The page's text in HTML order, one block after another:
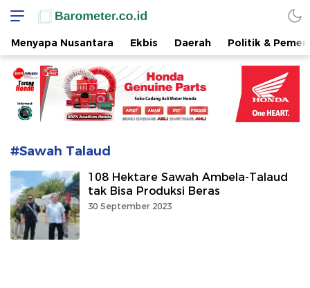
www.barometer.co.id
Berita Terkini di Sulawesi Utara
Menyapa Nusantara Ekbis Daerah Politik &
#Sawah Talaud
108 Hektare Sawah Ambela-Talaud
tak Bisa Produksi Beras
30 September 2023